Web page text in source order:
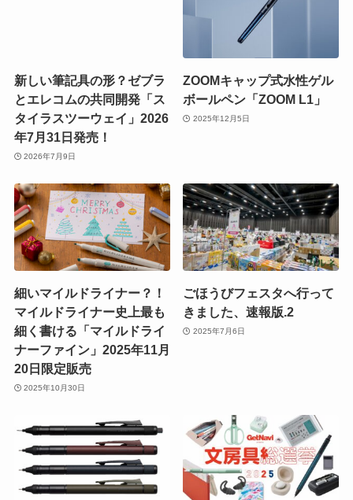
新しい筆記具の形？ゼブラ
とエレコムの共同開発「ス
タイラスツーウェイ」2026
年7月31日発売！
2026年7月9日
ZOOMキャップ式水性ゲル
ボールペン「ZOOM L1」
2025年12月5日
細いマイルドライナー？！
マイルドライナー史上最も
細く書ける「マイルドライ
ナーファイン」2025年11月
20日限定販売
2025年10月30日
ごほうびフェスタへ行って
きました、速報版.2
2025年7月6日